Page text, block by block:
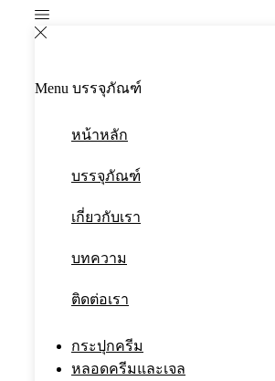
Menu บรรจุภัณฑ์
หน้าหลัก
บรรจุภัณฑ์
เกี่ยวกับเรา
บทความ
ติดต่อเรา
กระปุกครีม
หลอดครีมและเจล